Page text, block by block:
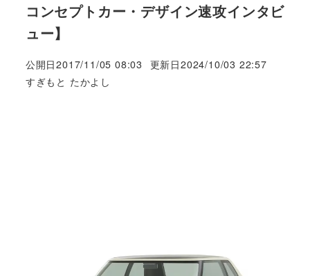
コンセプトカー・デザイン速攻インタビ
ュー】
公開日2017/11/05 08:03 更新日2024/10/03 22:57
著
すぎもと たかよし